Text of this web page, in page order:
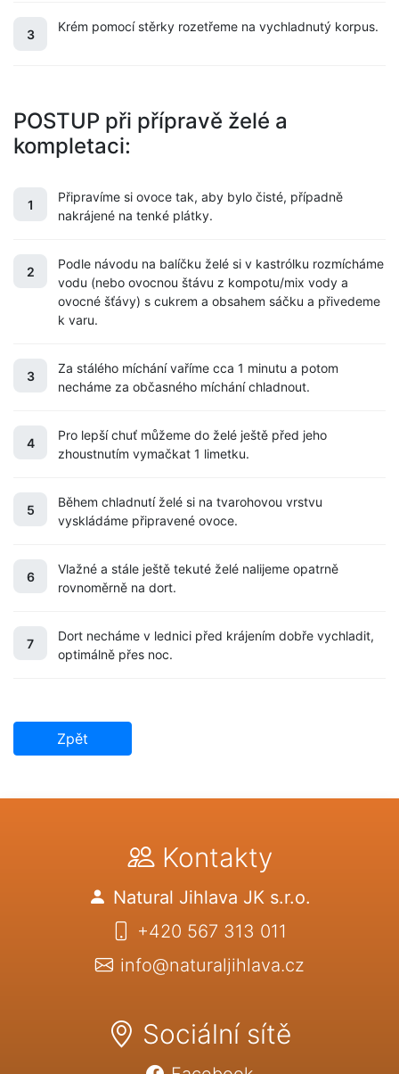
3 Krém pomocí stěrky rozetřeme na vychladnutý korpus.
POSTUP při přípravě želé a
kompletaci:
1
Připravíme si ovoce tak, aby bylo čisté, případně
nakrájené na tenké plátky.
2
Podle návodu na balíčku želé si v kastrólku rozmícháme
vodu (nebo ovocnou štávu z kompotu/mix vody a
ovocné šťávy) s cukrem a obsahem sáčku a přivedeme
k varu.
3
Za stálého míchání vaříme cca 1 minutu a potom
necháme za občasného míchání chladnout.
4
Pro lepší chuť můžeme do želé ještě před jeho
zhoustnutím vymačkat 1 limetku.
5
Během chladnutí želé si na tvarohovou vrstvu
vyskládáme připravené ovoce.
6
Vlažné a stále ještě tekuté želé nalijeme opatrně
rovnoměrně na dort.
7
Dort necháme v lednici před krájením dobře vychladit,
optimálně přes noc.
Zpět
Kontakty
Natural Jihlava JK s.r.o.
+420 567 313 011
info@naturaljihlava.cz
Sociální sítě